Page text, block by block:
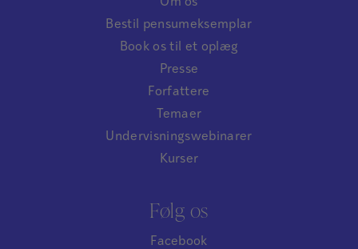
Bestil pensumeksemplar
Book os til et oplæg
Presse
Forfattere
Temaer
Undervisningswebinarer
Kurser
Følg os
Facebook